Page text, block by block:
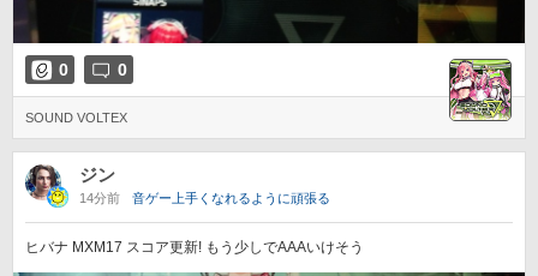
0 0
SOUND VOLTEX
ジン
14分前 音ゲー上手くなれるように頑張る
ヒバナ MXM17 スコア更新! もう少しでAAAいけそう